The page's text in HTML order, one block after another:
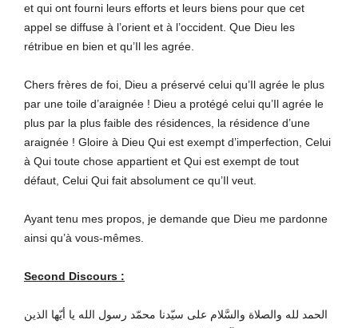
et qui ont fourni leurs efforts et leurs biens pour que cet
appel se diffuse à l’orient et à l’occident. Que Dieu les
rétribue en bien et qu’Il les agrée.
Chers frères de foi, Dieu a préservé celui qu’Il agrée le plus
par une toile d’araignée ! Dieu a protégé celui qu’Il agrée le
plus par la plus faible des résidences, la résidence d’une
araignée ! Gloire à Dieu Qui est exempt d’imperfection, Celui
à Qui toute chose appartient et Qui est exempt de tout
défaut, Celui Qui fait absolument ce qu’Il veut.
Ayant tenu mes propos, je demande que Dieu me pardonne
ainsi qu’à vous-mêmes.
Second Discours :
الحمد لله والصلاة والسَّلام على سيّدنا محمّد رسول الله يا أيّها الذين